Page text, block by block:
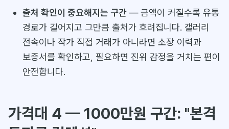
출처 확인이 중요해지는 구간— 금액이 커질수록 유통
경로가 길어지고 그만큼 출처가 흐려집니다. 갤러리
전속이나 작가 직접 거래가 아니라면 소장 이력과
보증서를 확인하고, 필요하면 진위 감정을 거치는 편이
안전합니다.
가격대 4 — 1000만원 구간: "본격